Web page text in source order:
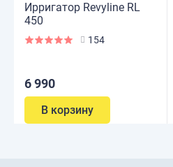
Ирригатор Revyline RL
450
154
6 990
В корзину